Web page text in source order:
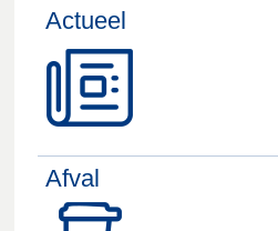
Actueel
Afval